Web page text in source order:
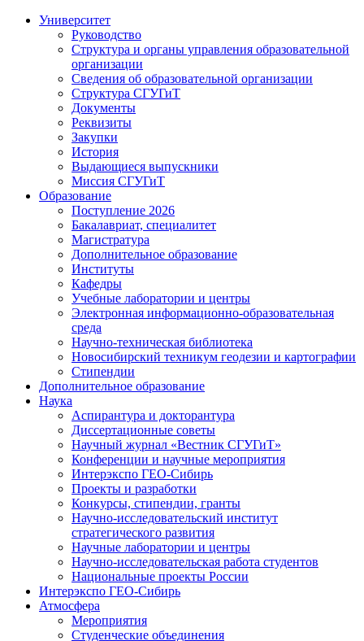
Университет
Руководство
Структура и органы управления образовательной
организации
Сведения об образовательной организации
Структура СГУГиТ
Документы
Реквизиты
Закупки
История
Выдающиеся выпускники
Миссия СГУГиТ
Образование
Поступление 2026
Бакалавриат, специалитет
Магистратура
Дополнительное образование
Институты
Кафедры
Учебные лаборатории и центры
Электронная информационно-образовательная
среда
Научно-техническая библиотека
Новосибирский техникум геодезии и картографии
Стипендии
Дополнительное образование
Наука
Аспирантура и докторантура
Диссертационные советы
Научный журнал «Вестник СГУГиТ»
Конференции и научные мероприятия
Интерэкспо ГЕО-Сибирь
Проекты и разработки
Конкурсы, стипендии, гранты
Научно-исследовательский институт
стратегического развития
Научные лаборатории и центры
Научно-исследовательская работа студентов
Национальные проекты России
Интерэкспо ГЕО-Сибирь
Атмосфера
Мероприятия
Студенческие объединения